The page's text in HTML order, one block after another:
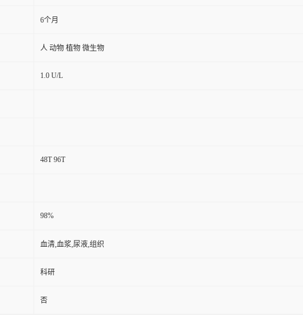
6个月
人 动物 植物 微生物
1.0 U/L
48T 96T
98%
血清,血浆,尿液,组织
科研
否